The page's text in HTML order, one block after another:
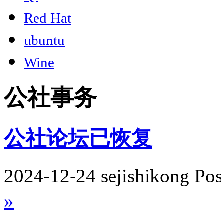
Red Hat
ubuntu
Wine
公社事务
公社论坛已恢复
2024-12-24 sejishikong
»